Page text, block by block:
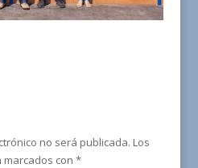
no será publicada. Los
con *